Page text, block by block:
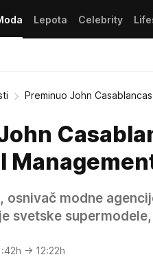
Lepota Celebrity
Preminuo John
osnivač modne
svetske
→ 12:22h